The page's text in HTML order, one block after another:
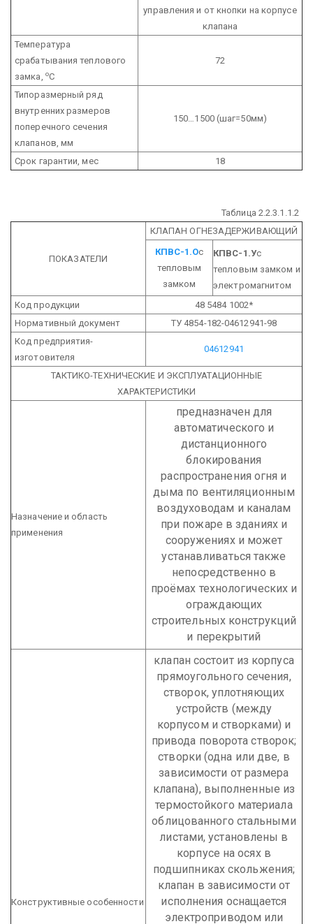
управления и от кнопки на корпусе
клапана
Температура
срабатывания теплового
замка,
оС
72
Типоразмерный ряд
внутренних размеров
поперечного сечения
клапанов, мм
150…1500 (шаг=50мм)
Срок гарантии, мес 18
Таблица 2.2.3.1.1.2
ПОКАЗАТЕЛИ
КЛАПАН ОГНЕЗАДЕРЖИВАЮЩИЙ
КПВС-1.Ос
тепловым
замком
КПВС-1.Ус
тепловым замком и
электромагнитом
Код продукции
48 5484 1002*
Нормативный документ
ТУ 4854-182-04612941-98
Код предприятия-
изготовителя
04612941
ТАКТИКО-ТЕХНИЧЕСКИЕ И ЭКСПЛУАТАЦИОННЫЕ
ХАРАКТЕРИСТИКИ
Назначение и область
применения
предназначен для
автоматического и
дистанционного
блокирования
распространения огня и
дыма по вентиляционным
воздуховодам и каналам
при пожаре в зданиях и
сооружениях и может
устанавливаться также
непосредственно в
проёмах технологических и
ограждающих
строительных конструкций
и перекрытий
Конструктивные особенности
клапан состоит из корпуса
прямоугольного сечения,
створок, уплотняющих
устройств (между
корпусом и створками) и
привода поворота створок;
створки (одна или две, в
зависимости от размера
клапана), выполненные из
термостойкого материала
облицованного стальными
листами, установлены в
корпусе на осях в
подшипниках скольжения;
клапан в зависимости от
исполнения оснащается
электроприводом или